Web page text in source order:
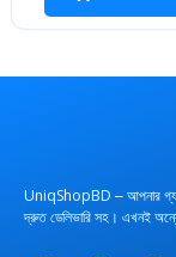
UniqShopBD ‒ আপনার
দ্রুত ডেলিভারি সহ। এখনই